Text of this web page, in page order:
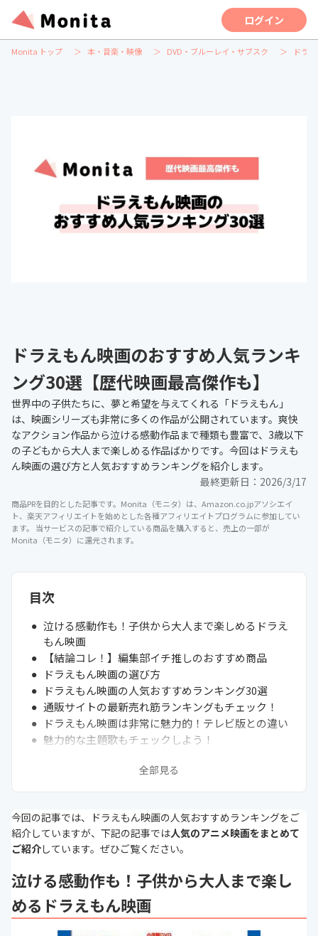
ログイン
Monita トップ 本・音楽・映像 DVD・ブルーレイ・サブスク ドラ
ドラえもん映画のおすすめ人気ランキ
ング30選【歴代映画最高傑作も】
世界中の子供たちに、夢と希望を与えてくれる「ドラえもん」
は、映画シリーズも非常に多くの作品が公開されています。爽快
なアクション作品から泣ける感動作品まで種類も豊富で、3歳以下
の子どもから大人まで楽しめる作品ばかりです。今回はドラえも
ん映画の選び方と人気おすすめランキングを紹介します。
最終更新日： 2026/3/17
商品PRを目的とした記事です。Monita（モニタ）は、Amazon.co.jpアソシエイ
ト、楽天アフィリエイトを始めとした各種アフィリエイトプログラムに参加してい
ます。 当サービスの記事で紹介している商品を購入すると、売上の一部が
Monita（モニタ）に還元されます。
目次
泣ける感動作も！子供から大人まで楽しめるドラえ
もん映画
【結論コレ！】編集部イチ推しのおすすめ商品
ドラえもん映画の選び方
ドラえもん映画の人気おすすめランキング30選
通販サイトの最新売れ筋ランキングもチェック！
ドラえもん映画は非常に魅力的！テレビ版との違い
魅力的な主題歌もチェックしよう！
ドラえもん以外のアニメ映画もチェックしよう！
まとめ
全部見る
今回の記事では、ドラえもん映画の人気おすすめランキングをご
紹介していますが、下記の記事では人気のアニメ映画をまとめて
ご紹介しています。ぜひご覧ください。
泣ける感動作も！子供から大人まで楽し
めるドラえもん映画